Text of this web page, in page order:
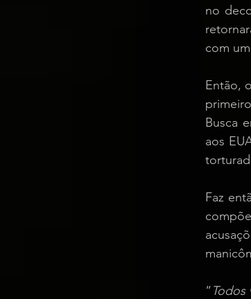
no
com
Então,
Busca
aos
Faz
“